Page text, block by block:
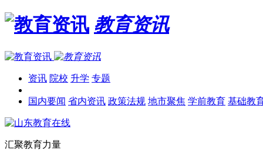
教育资讯
资讯 院校 升学 专题
国内要闻 省内资讯 政策法规 地市聚焦 学前教育 基础教
汇聚教育力量